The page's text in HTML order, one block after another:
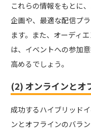
これらの情報をもとに
企画や、最適な配信プ
ます。また、オーディ
は、イベントへの参加
高めるでしょう。
(2) オンラインとオ
成功するハイブリッド
ンとオフラインのバラ